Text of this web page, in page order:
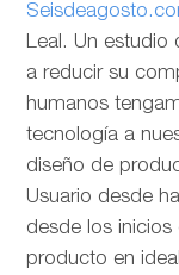
Leal. Un estudio
a reducir su
humanos
tecnología a
diseño de
Usuario desde
desde los inicios
producto en